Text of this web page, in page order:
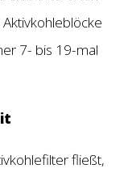
7- bis 19-mal
fließt,